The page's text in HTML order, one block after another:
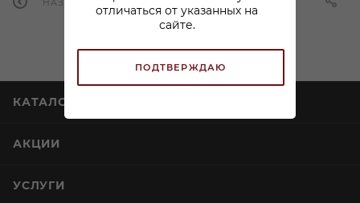
отличаться от указанных на
сайте.
ПОДТВЕРЖДАЮ
НАЗАД К СПИСКУ
КАТАЛОГ
АКЦИИ
УСЛУГИ